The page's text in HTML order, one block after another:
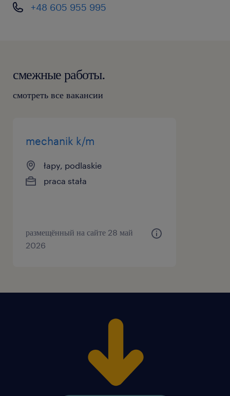
+48 605 955 995
смежные работы.
смотреть все вакансии
mechanik k/m
łapy, podlaskie
praca stała
размещённый на сайте 28 май
2026